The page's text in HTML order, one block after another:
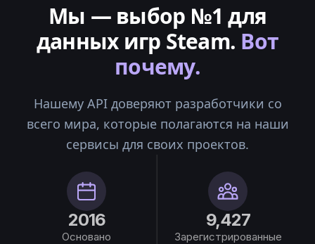
Мы — выбор №1 для
данных игр Steam. Вот
почему.
Нашему API доверяют разработчики со
всего мира, которые полагаются на наши
сервисы для своих проектов.
2016
Основано
9,427
Зарегистрированные